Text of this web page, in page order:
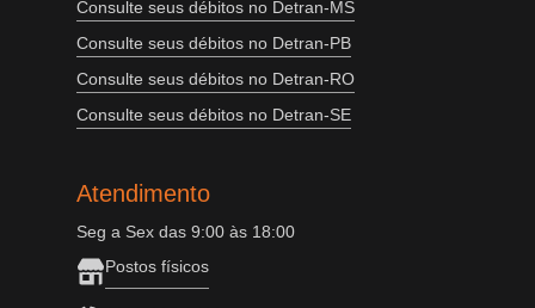
Consulte seus débitos no Detran-MS
Consulte seus débitos no Detran-PB
Consulte seus débitos no Detran-RO
Consulte seus débitos no Detran-SE
Atendimento
Seg a Sex das 9:00 às 18:00
Postos físicos